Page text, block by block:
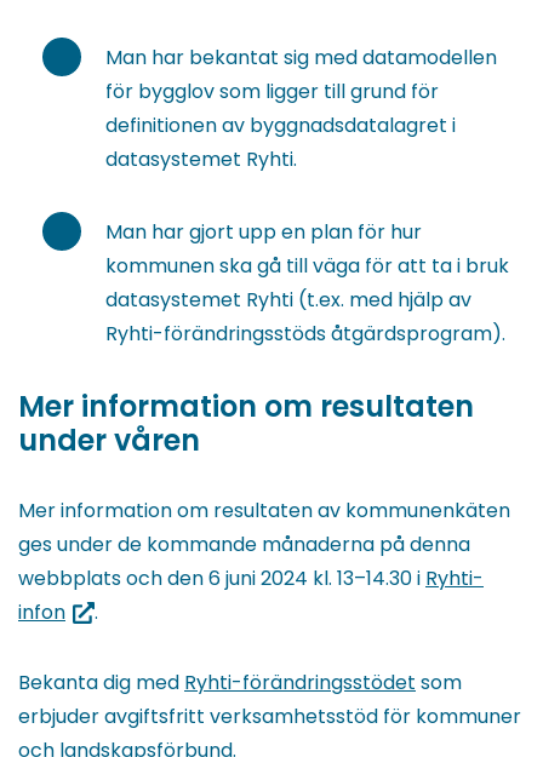
Man har bekantat sig med datamodellen
för bygglov som ligger till grund för
definitionen av byggnadsdatalagret i
datasystemet Ryhti.
Man har gjort upp en plan för hur
kommunen ska gå till väga för att ta i bruk
datasystemet Ryhti (t.ex. med hjälp av
Ryhti-förändringsstöds åtgärdsprogram).
Mer information om resultaten
under våren
Mer information om resultaten av kommunenkäten
ges under de kommande månaderna på denna
webbplats och den 6 juni 2024 kl. 13–14.30 i Ryhti-
infon(du
omdirigerad
till
en
.
Bekanta dig med Ryhti-förändringsstödet som
erbjuder avgiftsfritt verksamhetsstöd för kommuner
och landskapsförbund.